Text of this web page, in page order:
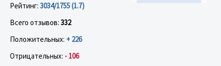
Рейтинг: 3034/1755 (1.7)
Всего отзывов: 332
Положительных: + 226
Отрицательных: - 106